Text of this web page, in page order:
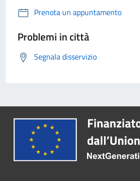
Prenota un appuntamento
Problemi in città
Segnala disservizio